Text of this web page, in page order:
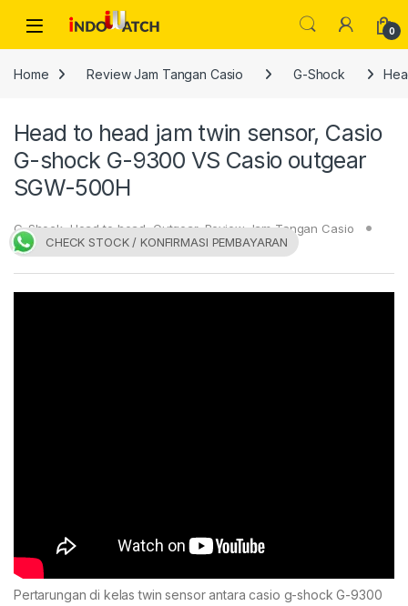
Open 0
Home Review Jam Tangan Casio G-Shock
Head to head jam twin sensor, Casio
G-shock G-9300 VS Casio outgear
SGW-500H
G-Shock,Head to head,Outgear,Review Jam Tangan Casio
01/10/2015
Pertarungan di kelas twin sensor antara casio g-shock G-9300
CHECK STOCK / KONFIRMASI PEMBAYARAN